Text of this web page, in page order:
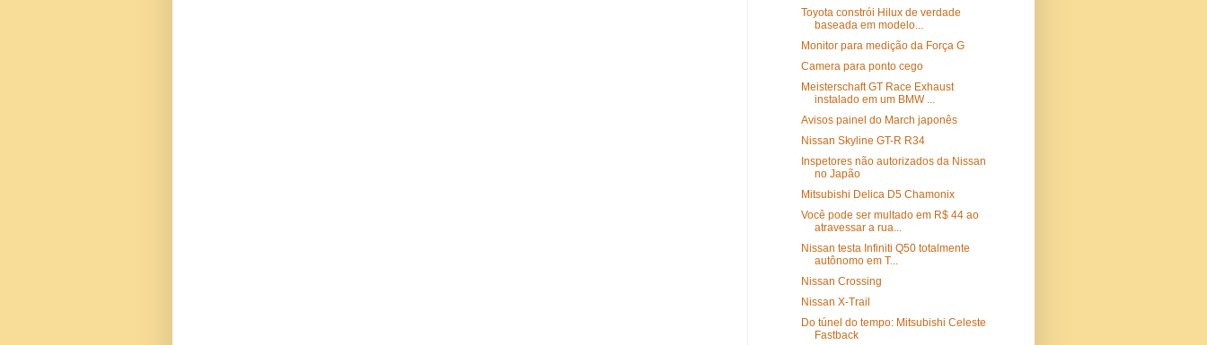
Toyota constrói Hilux de verdade
baseada em modelo...
Monitor para medição da Força G
Camera para ponto cego
Meisterschaft GT Race Exhaust
instalado em um BMW ...
Avisos painel do March japonês
Nissan Skyline GT-R R34
Inspetores não autorizados da Nissan
no Japão
Mitsubishi Delica D5 Chamonix
Você pode ser multado em R$ 44 ao
atravessar a rua...
Nissan testa Infiniti Q50 totalmente
autônomo em T...
Nissan Crossing
Nissan X-Trail
Do túnel do tempo: Mitsubishi Celeste
Fastback